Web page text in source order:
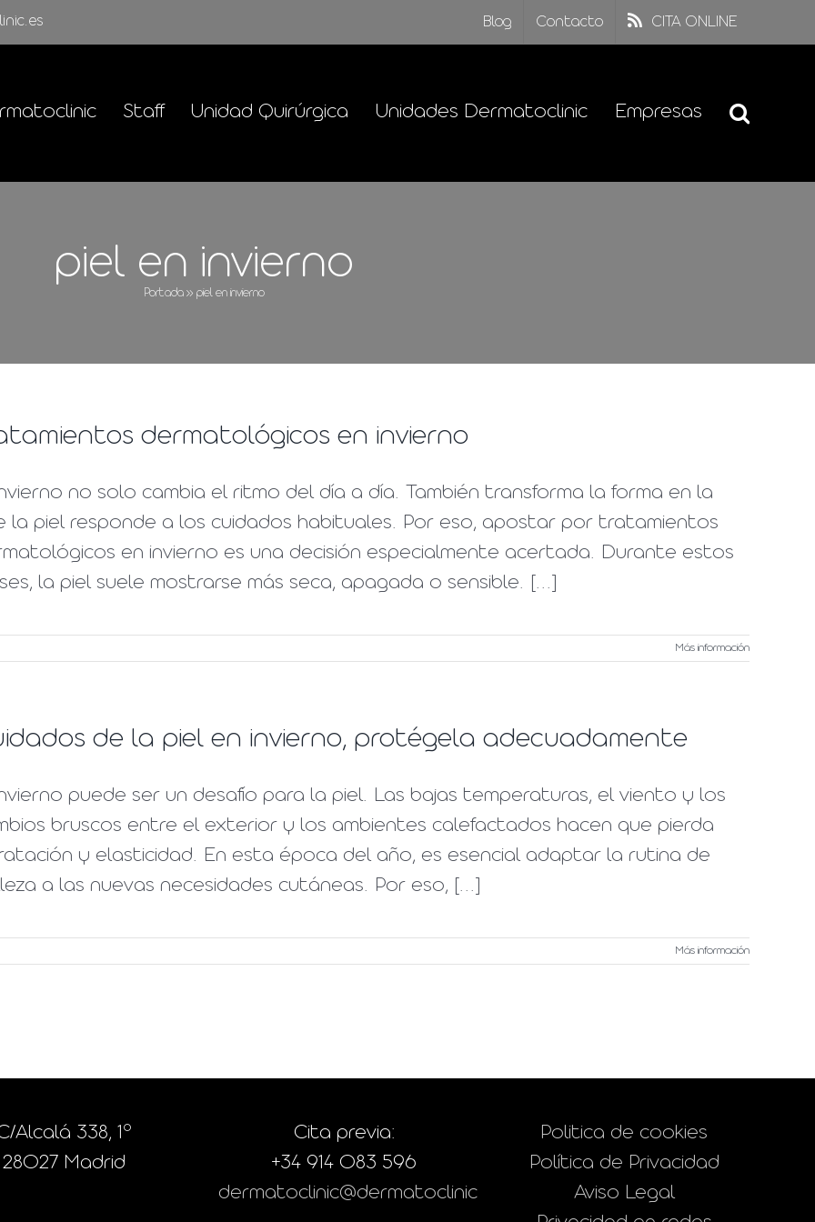
Blog Contacto CITA ONLINE
Staff Unidad Quirúrgica Unidades Dermatoclinic Empresas
piel en invierno
Portada» piel en invierno
dermatológicos en invierno
no solo cambia el ritmo del día a día. También transforma la forma en la
la piel responde a los cuidados habituales. Por eso, apostar por tratamientos
en invierno es una decisión especialmente acertada. Durante estos
la piel suele mostrarse más seca, apagada o sensible. [...]
Más información
de la piel en invierno, protégela adecuadamente
puede ser un desafío para la piel. Las bajas temperaturas, el viento y los
bruscos entre el exterior y los ambientes calefactados hacen que pierda
y elasticidad. En esta época del año, es esencial adaptar la rutina de
a las nuevas necesidades cutáneas. Por eso, [...]
Más información
Alcalá 338, 1º
28027 Madrid
Cita previa:
+34 914 083 596
dermatoclinic@dermatoclinic
Politica de cookies
Política de Privacidad
Aviso Legal